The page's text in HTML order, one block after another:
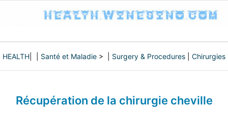
HEALTH Santé et Maladie > | Surgery & Procedures Chirurgies
Récupération de la chirurgie cheville